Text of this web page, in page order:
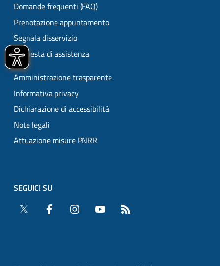
Domande frequenti (FAQ)
Prenotazione appuntamento
Segnala disservizio
Richiesta di assistenza
Amministrazione trasparente
Informativa privacy
Dichiarazione di accessibilità
Note legali
Attuazione misure PNRR
SEGUICI SU
Twitter
Facebook Instagram YouTube